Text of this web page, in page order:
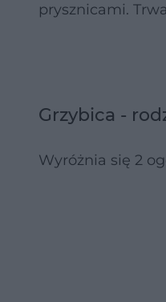
prysznicami.
Grzybica -
Wyróżnia się 2